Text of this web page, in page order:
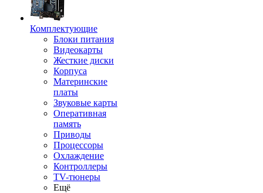
Комплектующие
Блоки питания
Видеокарты
Жесткие диски
Корпуса
Материнские
платы
Звуковые карты
Оперативная
память
Приводы
Процессоры
Охлаждение
Контроллеры
TV-тюнеры
Ещё